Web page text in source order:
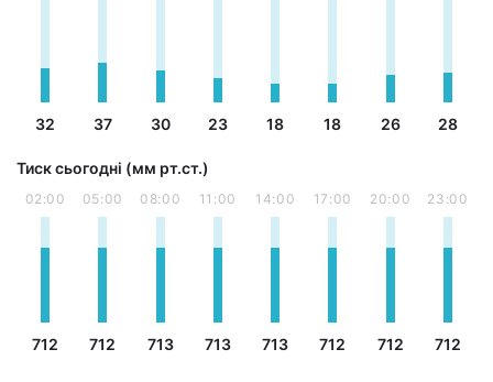
32 37 30 23 18 18 26 28
Тиск сьогодні (мм рт.ст.)
02:00
712
05:00
712
08:00
713
11:00
713
14:00
713
17:00
712
20:00
712
23:00
712